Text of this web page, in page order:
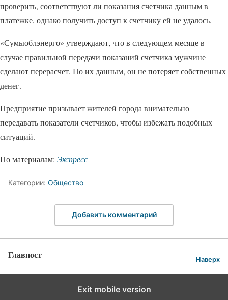
проверить, соответствуют ли показания счетчика данным в
платежке, однако получить доступ к счетчику ей не удалось.
«Сумыоблэнерго» утверждают, что в следующем месяце в
случае правильной передачи показаний счетчика мужчине
сделают перерасчет. По их данным, он не потеряет собственных
денег.
Предприятие призывает жителей города внимательно
передавать показатели счетчиков, чтобы избежать подобных
ситуаций.
По материалам: Экспресс
Категории: Общество
Добавить комментарий
Главпост Наверх
Exit mobile version